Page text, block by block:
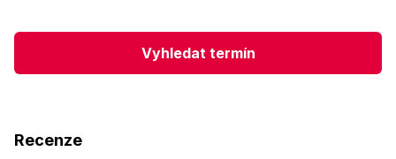
Vyhledat termín
Recenze